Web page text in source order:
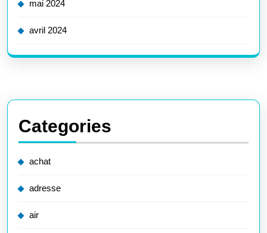
mai 2024
avril 2024
Categories
achat
adresse
air